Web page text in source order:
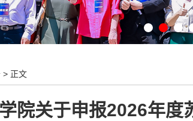
> 正文
院关于申报2026年度